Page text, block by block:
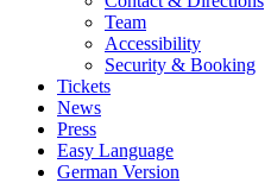
Team
Accessibility
Security & Booking
Tickets
News
Press
Easy Language
German Version